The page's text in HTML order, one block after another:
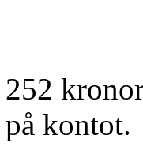
252
kontot.